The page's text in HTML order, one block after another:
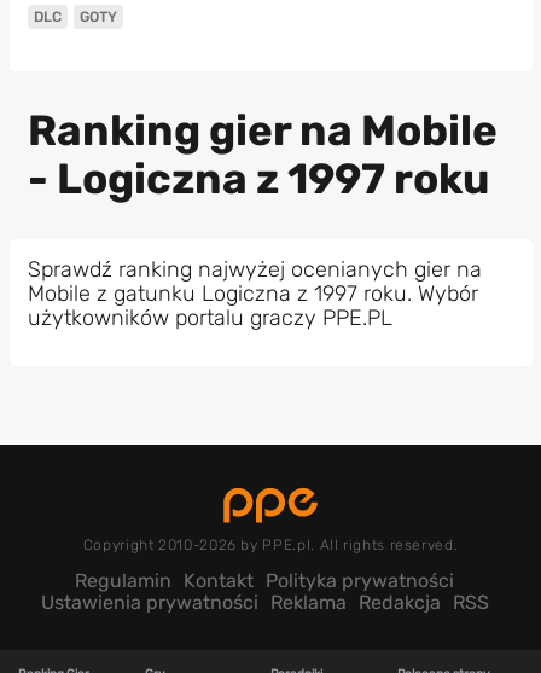
DLC GOTY
Ranking gier na Mobile
- Logiczna z 1997 roku
Sprawdź ranking najwyżej ocenianych gier na
Mobile z gatunku Logiczna z 1997 roku. Wybór
użytkowników portalu graczy PPE.PL
Copyright 2010-2026 by PPE.pl. All rights reserved.
Regulamin Kontakt Polityka prywatności
Ustawienia prywatności
Reklama Redakcja RSS